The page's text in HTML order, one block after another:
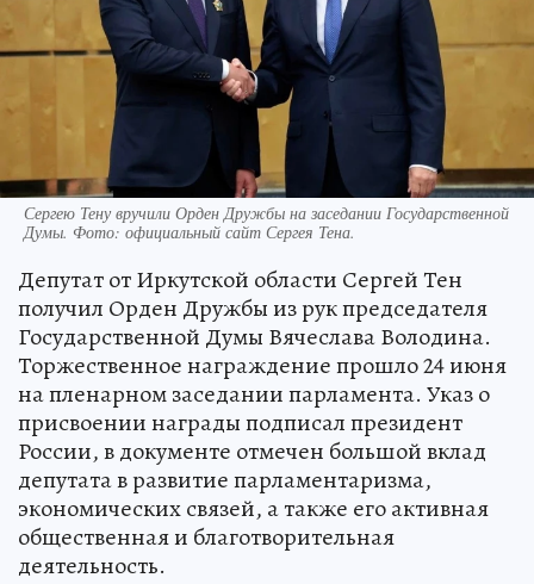
Сергею Тену вручили Орден Дружбы на заседании Государственной
Думы. Фото: официальный сайт Сергея Тена.
Депутат от Иркутской области Сергей Тен
получил Орден Дружбы из рук председателя
Государственной Думы Вячеслава Володина.
Торжественное награждение прошло 24 июня
на пленарном заседании парламента. Указ о
присвоении награды подписал президент
России, в документе отмечен большой вклад
депутата в развитие парламентаризма,
экономических связей, а также его активная
общественная и благотворительная
деятельность.